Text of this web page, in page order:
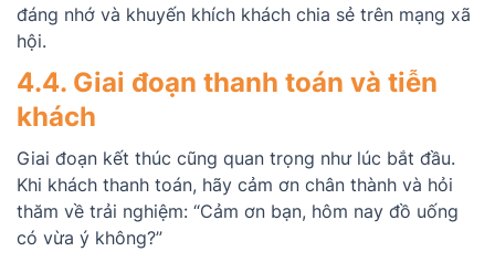
đáng nhớ và khuyến khích khách chia sẻ trên mạng xã
hội.
4.4. Giai đoạn thanh toán và tiễn
khách
Giai đoạn kết thúc cũng quan trọng như lúc bắt đầu.
Khi khách thanh toán, hãy cảm ơn chân thành và hỏi
thăm về trải nghiệm: “Cảm ơn bạn, hôm nay đồ uống
có vừa ý không?”